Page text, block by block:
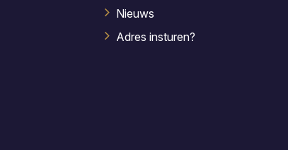
Nieuws
Adres insturen?